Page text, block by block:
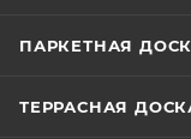
ПАРКЕТНАЯ
ТЕРРАСНАЯ